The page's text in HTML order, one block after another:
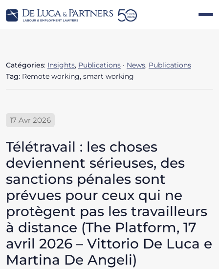
Catégories: Insights, Publications · News, Publications
Tag: Remote working, smart working
17 Avr 2026
Télétravail : les choses
deviennent sérieuses, des
sanctions pénales sont
prévues pour ceux qui ne
protègent pas les travailleurs
à distance (The Platform, 17
avril 2026 – Vittorio De Luca e
Martina De Angeli)